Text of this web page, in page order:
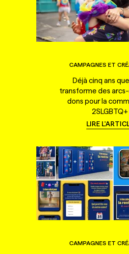
CAMPAGNES ET
Déjà cinq ans
transforme des
dons pour la
2SLGBTQ+
LIRE
CAMPAGNES ET